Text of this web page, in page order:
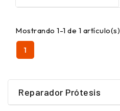
Mostrando 1-1 de 1 artículo(s)
1
Reparador Prótesis